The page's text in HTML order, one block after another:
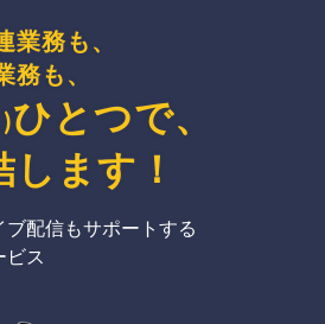
業務も、
務も、
ひとつで、
します ！
配信もサポートする
ビス